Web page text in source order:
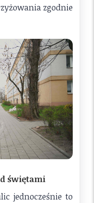
zgodnie
świętami
jednocześnie to